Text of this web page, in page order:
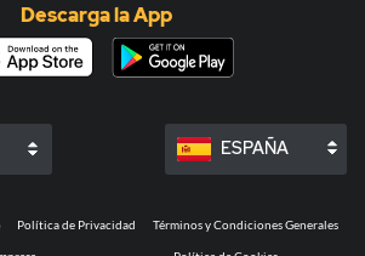
Descarga la App
ESPAÑA
Política de Privacidad Términos y Condiciones Generales